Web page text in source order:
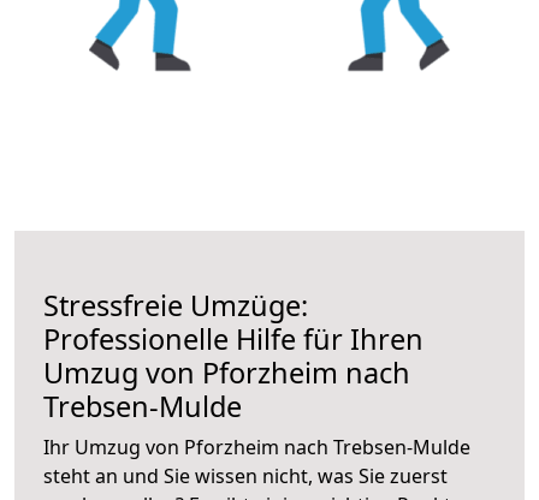
Stressfreie Umzüge:
Professionelle Hilfe für Ihren
Umzug von Pforzheim nach
Trebsen-Mulde
Ihr Umzug von Pforzheim nach Trebsen-Mulde
steht an und Sie wissen nicht, was Sie zuerst